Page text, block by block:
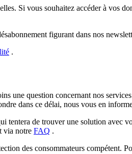
Si vous souhaitez accéder à vos
figurant dans nos
.
une question concernant nos
dans ce délai, nous vous en
tentera de trouver une solution avec
via notre FAQ .
des consommateurs compétent.